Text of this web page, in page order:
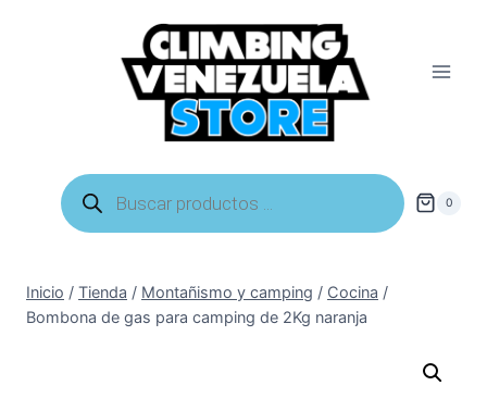
Búsqueda
de
productos
0
Inicio / Tienda / Montañismo y camping / Cocina /
Bombona de gas para camping de 2Kg naranja